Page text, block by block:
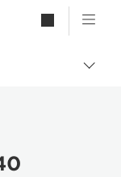
Logo, back to